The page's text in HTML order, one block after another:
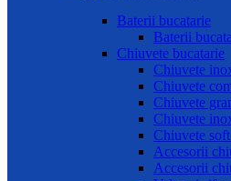
Baterii bucatarie
Baterii
Chiuvete bucatarie
Chiuvete
Chiuvete
Chiuvete
Chiuvete
Chiuvete
Accesorii
Accesorii